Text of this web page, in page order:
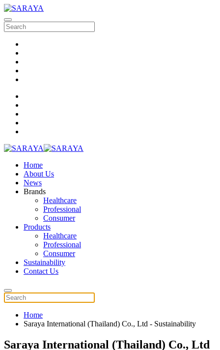
Home
About Us
News
Brands
Healthcare
Professional
Consumer
Products
Healthcare
Professional
Consumer
Sustainability
Contact Us
Home
Saraya International (Thailand) Co., Ltd - Sustainability
Saraya International (Thailand) Co., Ltd